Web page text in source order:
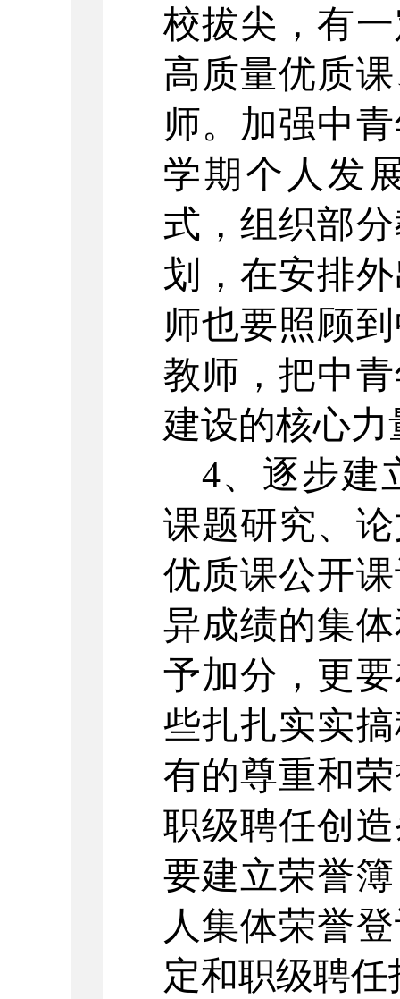
校拔尖，有
高质量优质
师。加强中
学期个人发
式，组织部
划，在安排
师也要照顾
教师，把中
建设的核心力
4、逐步建
课题研究、
优质课公开
异成绩的集
予加分，更
些扎扎实实
有的尊重和
职级聘任创
要建立荣誉
人集体荣誉
定和职级聘